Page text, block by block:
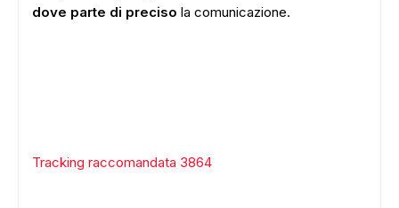
dove parte di preciso la comunicazione.
Tracking raccomandata 3864